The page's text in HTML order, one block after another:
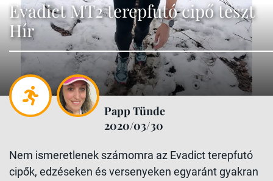
Evadict MT2 terepfutó cipő teszt
Hír
Papp Tünde
2020/03/30
Nem ismeretlenek számomra az Evadict terepfutó
cipők, edzéseken és versenyeken egyaránt gyakran